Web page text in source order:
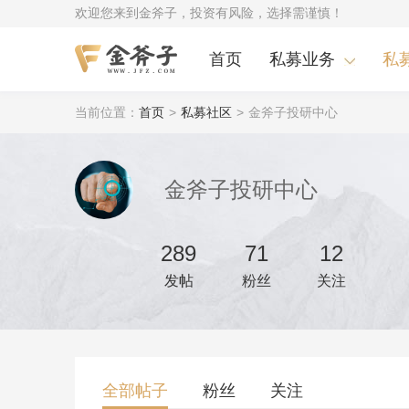
欢迎您来到金斧子，投资有风险，选择需谨慎！
首页 私募业务 私
当前位置： 首页 > 私募社区 > 金斧子投研中心
金斧子投研中心
289
发帖
71
粉丝
12
关注
全部帖子 粉丝 关注